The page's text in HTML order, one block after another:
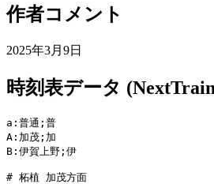
作者コメント
2025年3月9日
時刻表データ
a:普通;普
A:加茂;加
B:伊賀上野;伊
# 柘植 加茂方面